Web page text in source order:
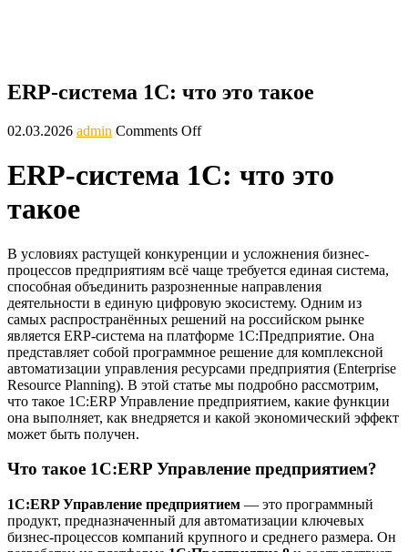
ERP-система 1С: что это такое
02.03.2026 admin Comments Off
ERP-система 1С: что это
такое
В условиях растущей конкуренции и усложнения бизнес-
процессов предприятиям всё чаще требуется единая система,
способная объединить разрозненные направления
деятельности в единую цифровую экосистему. Одним из
самых распространённых решений на российском рынке
является ERP-система на платформе 1С:Предприятие. Она
представляет собой программное решение для комплексной
автоматизации управления ресурсами предприятия (Enterprise
Resource Planning). В этой статье мы подробно рассмотрим,
что такое 1С:ERP Управление предприятием, какие функции
она выполняет, как внедряется и какой экономический эффект
может быть получен.
Что такое 1С:ERP Управление предприятием?
1С:ERP Управление предприятием — это программный
продукт, предназначенный для автоматизации ключевых
бизнес-процессов компаний крупного и среднего размера. Он